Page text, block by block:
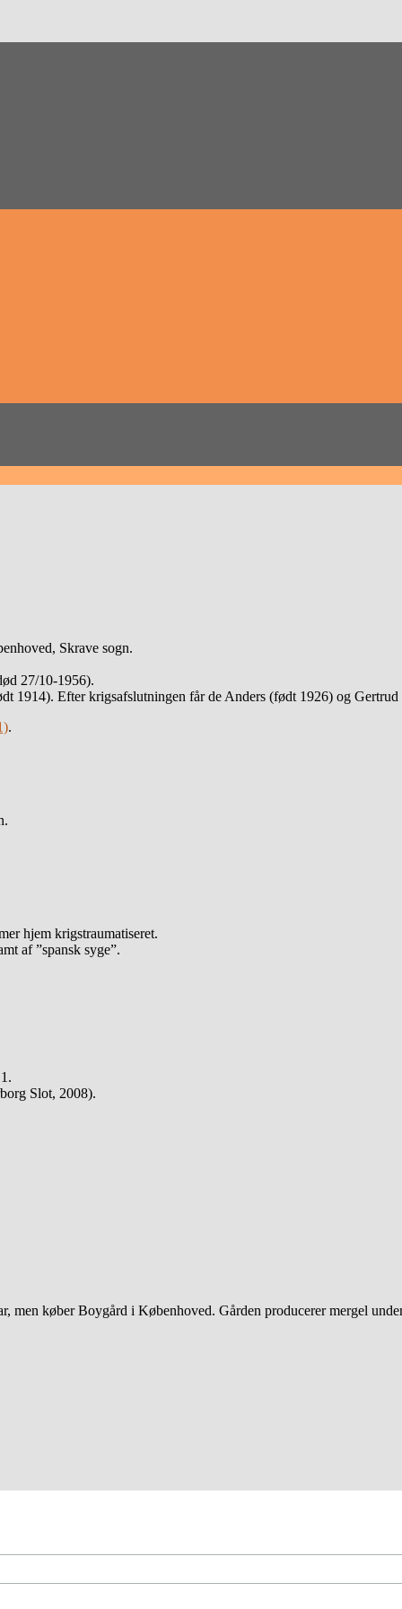
Skrave sogn.
27/10-1956).
1914). Efter krigsafslutningen får de Anders (født 1926) og
.
hjem krigstraumatiseret.
af ”spansk syge”.
Slot, 2008).
men køber Boygård i Københoved. Gården producerer mergel